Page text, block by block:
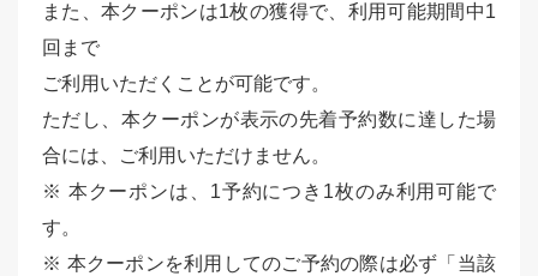
また、本クーポンは1枚の獲得で、利用可能期間中1
回まで
ご利用いただくことが可能です。
ただし、本クーポンが表示の先着予約数に達した場
合には、ご利用いただけません。
※ 本クーポンは、1予約につき1枚のみ利用可能で
す。
※ 本クーポンを利用してのご予約の際は必ず「当該